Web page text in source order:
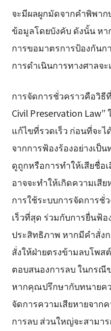
จะมีผลผูกมัดจากคำพิพา
ข้อมูลโดยบังคับ ดังนั้น ห
การขอมาตรการป้องกันก
การดำเนินการทางศาลจ
การจัดการชั่วคราวคือวิธี
Civil Preservation
แก้ไขที่รวดเร็ว ก่อนที่จะ
จากการฟ้องร้องอย่างเป็
ดูถูกหรือการทำให้เสียชื่อ
อาจจะทำให้เกิดความเสี
การใช้ระบบการจัดการชั่
เร็วที่สุด ร่วมกับการยื่นฟ้อ
ประสิทธิภาพ หากมีคำสั่ง
สั่งให้ฝ่ายตรงข้ามลบโพส
ตอบสนองการลบ ในกรณี
หากคุณปรึกษากับทนายค
จัดการความเสียหายจาก
การลบ ส่วนใหญ่จะสามา